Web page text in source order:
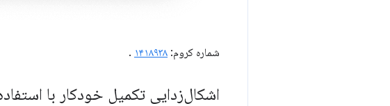
شماره کروم: ۱۴۱۸۹۳۸ .
اشکال‌زدایی تکمیل خودکار با